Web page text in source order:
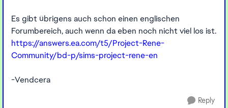
Es gibt übrigens auch schon einen englischen
Forumbereich, auch wenn da eben noch nicht viel los ist.
https://answers.ea.com/t5/Project-Rene-
Community/bd-p/sims-project-rene-en
-Vendcera
Reply